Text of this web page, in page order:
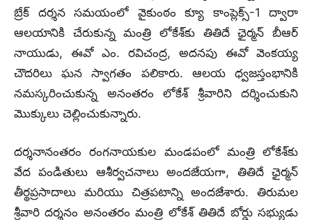
బ్రేక్ దర్శన సమయంలో వైకుంఠం క్యూ కాంప్లెక్స్-1 ద్వారా
ఆలయానికి చేరుకున్న మంత్రి లోకేశ్‌కు తితిదే ఛైర్మన్ బీఆర్
నాయుడు, ఈవో ఎం. రవిచంద్ర, అదనపు ఈవో వెంకయ్య
చౌదరిలు ఘన స్వాగతం పలికారు. ఆలయ ధ్వజస్తంభానికి
నమస్కరించుకున్న అనంతరం లోకేశ్‌ శ్రీవారిని దర్శించుకుని
మొక్కులు చెల్లించుకున్నారు.
దర్శనానంతరం రంగనాయకుల మండపంలో మంత్రి లోకేశ్‌కు
వేద పండితులు ఆశీర్వచనాలు అందజేయగా, తితిదే ఛైర్మన్
తీర్థప్రసాదాలు మరియు చిత్రపటాన్ని అందజేశారు. తిరుమల
శ్రీవారి దర్శనం అనంతరం మంత్రి లోకేశ్‌ తితిదే బోర్డు సభ్యుడు